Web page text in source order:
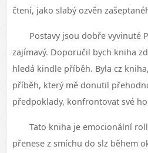
čtení, jako slabý ozvěn
Postavy jsou dobře vyvinuté
zajímavý. Doporučil bych kniha
hledá kindle příběh. Byla cz
příběh, který mě donutil
předpoklady, konfrontovat své
Tato kniha je emocionální
přenese z smíchu do slz během